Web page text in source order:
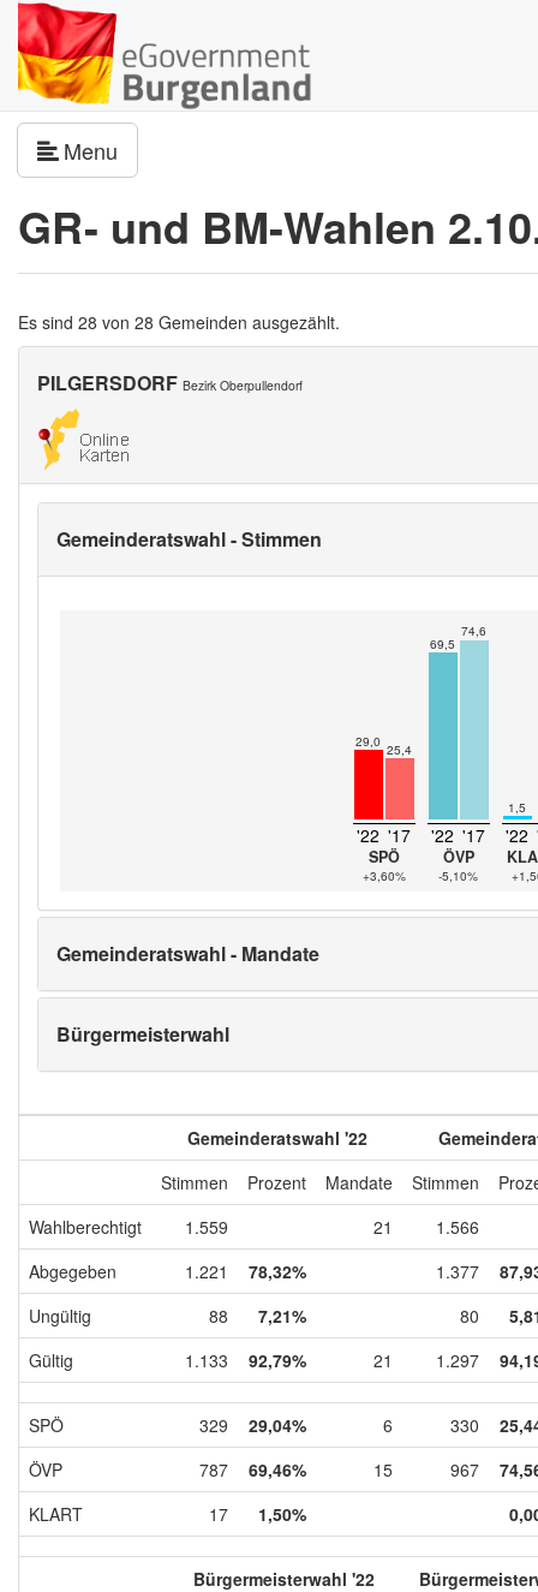
Menu
GR- und BM-Wahlen
Es sind 28 von 28 Gemeinden ausgezählt.
PILGERSDORF Bezirk Oberpullendorf
Gemeinderatswahl - Stimmen
29,0 25,4
'22 '17
SPÖ
+3,60%
69,5
74,6
'22 '17
ÖVP
-5,10%
1,5
'22
Gemeinderatswahl - Mandate
Bürgermeisterwahl
Gemeinderatswahl '22
Stimmen
Prozent Mandate Stimmen
Wahlberechtigt
1.559 21
1.566
Abgegeben
1.221 78,32% 1.377
Ungültig
88 7,21% 80
Gültig
1.133 92,79% 21 1.297
SPÖ 329 29,04% 6 330
ÖVP
787 69,46% 15 967
KLART
17 1,50%
Bürgermeisterwahl '22